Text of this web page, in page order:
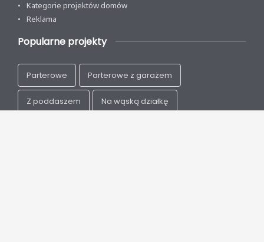
Kategorie projektów domów
Reklama
Popularne projekty
Parterowe Parterowe z garażem
Z poddaszem Na wąską działkę